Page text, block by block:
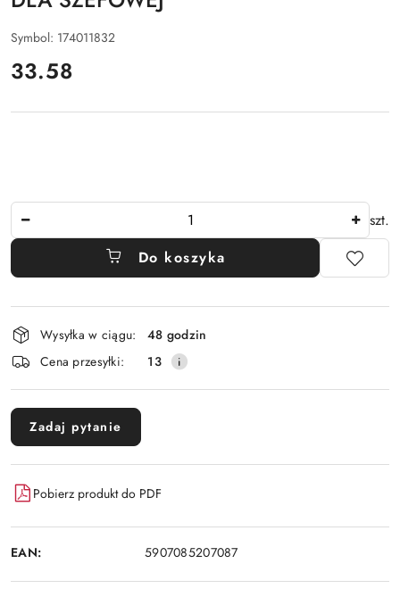
Symbol: 174011832
cena:
33.58
szt.
Do koszyka
Dostępność
i
dostawa
Wysyłka w ciągu:
48 godzin
Cena przesyłki:
13
Zadaj pytanie
Pobierz produkt do PDF
EAN: 5907085207087